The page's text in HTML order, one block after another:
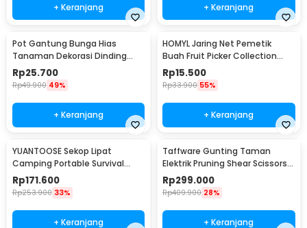
+ Keranjang + Keranjang
Pot Gantung Bunga Hias
Tanaman Dekorasi Dinding
Vertical Garden 9 Slot - HY001-
GR-5
Rp25.700
Rp49.900 49%
+ Keranjang
HOMYL Jaring Net Pemetik
Buah Fruit Picker Collection
Head 14cm - HM16
Rp15.500
Rp33.900 55%
+ Keranjang
YUANTOOSE Sekop Lipat
Camping Portable Survival
Tactical Shovel 75cm - D14-10
Rp171.600
Rp253.900 33%
+ Keranjang
Taffware Gunting Taman
Elektrik Pruning Shear Scissors
48Vf 1500mAh - VIO48
Rp299.000
Rp409.900 28%
+ Keranjang